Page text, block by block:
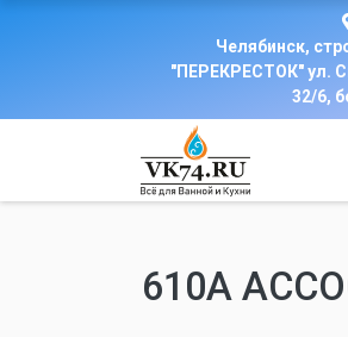
Челябинск,
"ПЕРЕКРЕСТОК" ул.
32/6,
610А